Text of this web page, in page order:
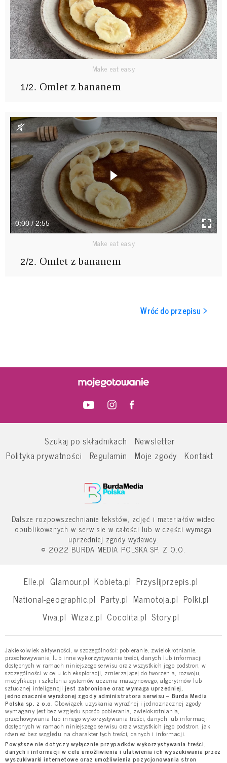
Make eat easy
1/2. Omlet z bananem
0:00 / 2:55
Make eat easy
2/2. Omlet z bananem
Wróć do przepisu >
Szukaj po składnikach
Newsletter
Polityka prywatności
Regulamin Moje zgody Kontakt
Dalsze rozpowszechnianie tekstów, zdjęć i materiałów wideo
opublikowanych w serwisie w całości lub w części wymaga
uprzedniej zgody wydawcy.
© 2022 BURDA MEDIA POLSKA SP. Z O.O.
Elle.pl Glamour.pl Kobieta.pl Przyslijprzepis.pl
National-geographic.pl Party.pl Mamotoja.pl Polki.pl
Viva.pl Wizaz.pl Cocolita.pl Story.pl
Jakiekolwiek aktywności, w szczególności: pobieranie, zwielokrotnianie,
przechowywanie, lub inne wykorzystywanie treści, danych lub informacji
dostępnych w ramach niniejszego serwisu oraz wszystkich jego podstron, w
szczególności w celu ich eksploracji, zmierzającej do tworzenia, rozwoju,
modyfikacji i szkolenia systemów uczenia maszynowego, algorytmów lub
sztucznej inteligencji jest zabronione oraz wymaga uprzedniej,
jednoznacznie wyrażonej zgody administratora serwisu – Burda Media
Polska sp. z o.o. Obowiązek uzyskania wyraźnej i jednoznacznej zgody
wymagany jest bez względu sposób pobierania, zwielokrotniania,
przechowywania lub innego wykorzystywania treści, danych lub informacji
dostępnych w ramach niniejszego serwisu oraz wszystkich jego podstron, jak
również bez względu na charakter tych treści, danych i informacji.
Powyższe nie dotyczy wyłącznie przypadków wykorzystywania treści,
danych i informacji w celu umożliwienia i ułatwienia ich wyszukiwania przez
wyszukiwarki internetowe oraz umożliwienia pozycjonowania stron